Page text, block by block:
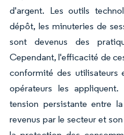
d'argent. Les outils
dépôt, les minuteries de
sont devenus des
Cependant, l'efficacité de
conformité des utilisateurs
opérateurs les
tension persistante entre
revenus par le secteur et